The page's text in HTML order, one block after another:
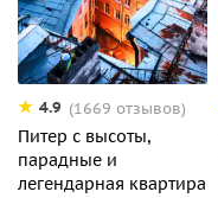
4.9 (1669 отзывов)
Питер с высоты,
парадные и
легендарная квартира